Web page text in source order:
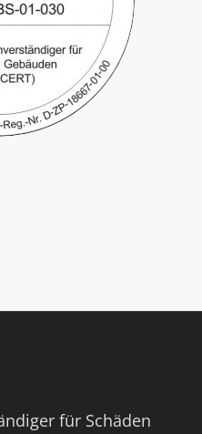
für Schäden